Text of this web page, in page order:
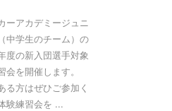
ーアカデミージュニ
中学生のチーム）の
度の新入団選手対象
会を開催します。
る方はぜひご参加く
験練習会を ...